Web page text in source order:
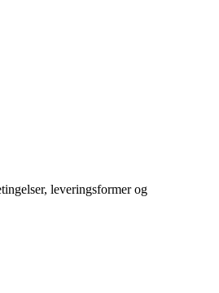
leveringsformer og